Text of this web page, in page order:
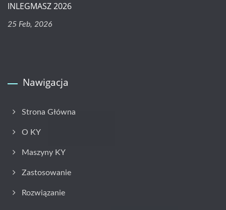
INLEGMASZ 2026
25 Feb, 2026
Nawigacja
Strona Główna
O KY
Maszyny KY
Zastosowanie
Rozwiązanie